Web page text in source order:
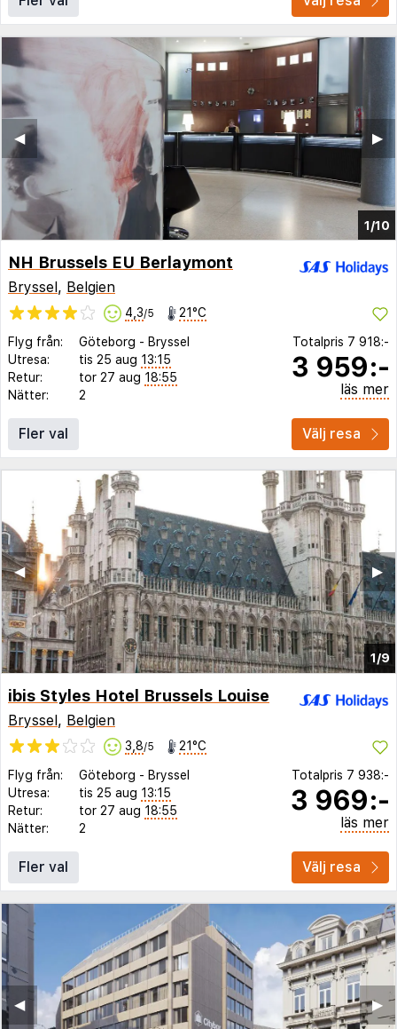
1/10
▶︎
◀︎
NH Brussels EU Berlaymont
Bryssel, Belgien
4,3/5 21°C
Flyg från: Göteborg - Bryssel
Utresa:
tis 25 aug 13:15
Retur:
tor 27 aug 18:55
Nätter:
2
Totalpris 7 918:-
3 959:-
läs mer
Fler val Välj resa
1/9
▶︎
◀︎
ibis Styles Hotel Brussels Louise
Bryssel, Belgien
3,8/5 21°C
Flyg från: Göteborg - Bryssel
Utresa:
tis 25 aug 13:15
Retur:
tor 27 aug 18:55
Nätter:
2
Totalpris 7 938:-
3 969:-
läs mer
Fler val Välj resa
▶︎
◀︎